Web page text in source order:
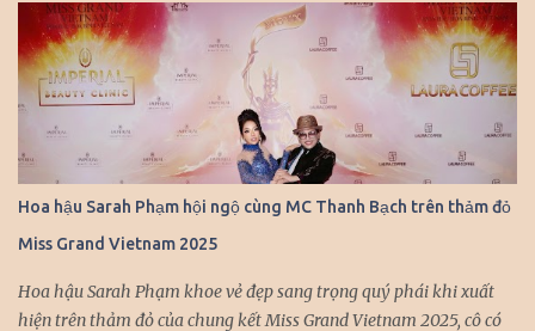
mặt được nhiều nhà thiết kế hàng đầu “chọn mặt gửi vàng”. Mỗi
lần xuất hiện trên sàn diễn, cô đều khiến người xem không thể rời
mắt với những màn trình diễn đầy ấn tượng. Đặc biệt, trong
chương trình Lễ hội mùa Thu “Việt Nam Gấm Hoa” của nhà thiết
kế Khôi Nguyễn vừa qua, Huỳnh Như Mai đã một lần nữa khẳng
định vị thế của mình khi cùng hội tụ với dàn hoa hậu, á hậu đình
đám trong giới doanh nhân. Sự kiện này không chỉ là dịp để các
người đẹp khoe sắc mà còn là cơ hội để họ giao lưu, kết nối và cùng
nhau phát triển. Chia sẻ về kế hoạch sắp tới, Huỳnh Như Mai cho
Hoa hậu Sarah Phạm hội ngộ cùng MC Thanh Bạch trên thảm đỏ
Miss Grand Vietnam 2025
Hoa hậu Sarah Phạm khoe vẻ đẹp sang trọng quý phái khi xuất
hiện trên thảm đỏ của chung kết Miss Grand Vietnam 2025, cô có